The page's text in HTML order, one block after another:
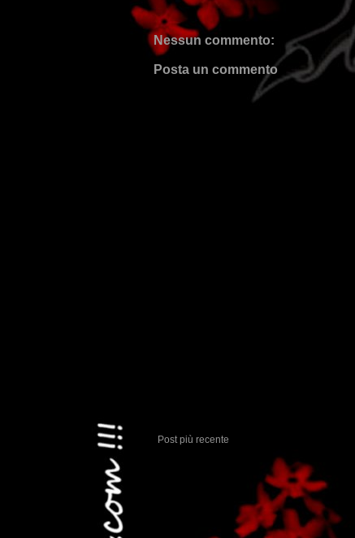
Nessun commento:
Posta un commento
Post più recente